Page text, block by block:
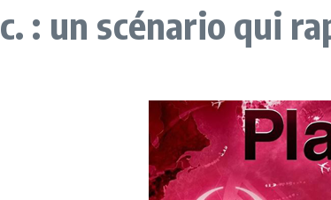
: un scénario qui